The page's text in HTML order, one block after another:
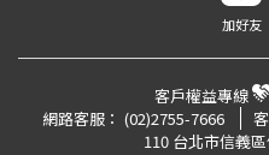
加好友
客戶權益專線
網路客服： (02)2755-7666
110 台北市信義